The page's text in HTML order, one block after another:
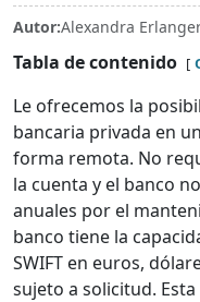
Autor:Alexandra
Tabla de contenido
Le ofrecemos la
bancaria privada en
forma remota. No
la cuenta y el banco
anuales por el
banco tiene la
SWIFT en euros,
sujeto a solicitud.